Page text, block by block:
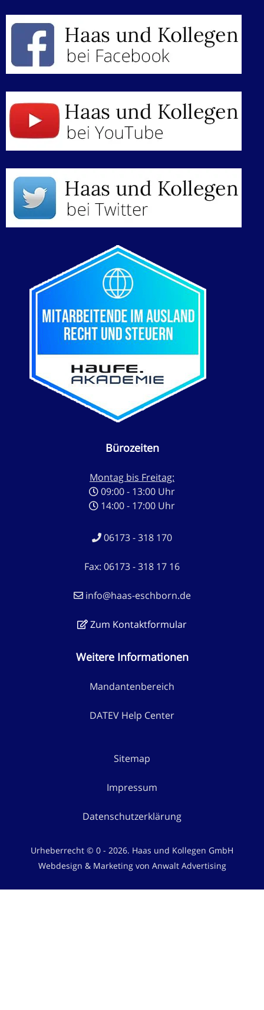
Bürozeiten
Montag bis Freitag:
09:00 - 13:00 Uhr
14:00 - 17:00 Uhr
06173 - 318 170
Fax: 06173 - 318 17 16
info@haas-eschborn.de
Zum Kontaktformular
Weitere Informationen
Mandantenbereich
DATEV Help Center
Sitemap
Impressum
Datenschutzerklärung
Urheberrecht © 0 - 2026. Haas und Kollegen GmbH
Webdesign & Marketing von Anwalt Advertising